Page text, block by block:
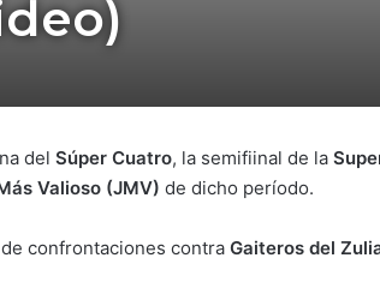
del Súper Cuatro, la semifiinal de la
Valioso (JMV) de dicho período.
confrontaciones contra Gaiteros del